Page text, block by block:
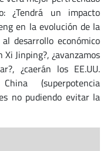
¿Tendrá un impacto
en la evolución de la
desarrollo económico
Jinping?, ¿avanzamos
¿caerán los EE.UU.
(superpotencia
no pudiendo evitar la